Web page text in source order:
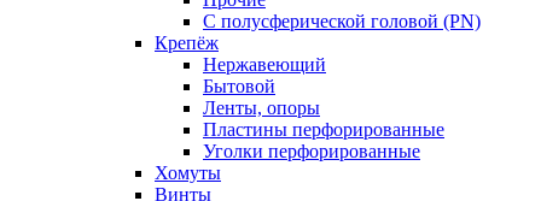
С полусферической головой (PN)
Крепёж
Нержавеющий
Бытовой
Ленты, опоры
Пластины перфорированные
Уголки перфорированные
Хомуты
Винты